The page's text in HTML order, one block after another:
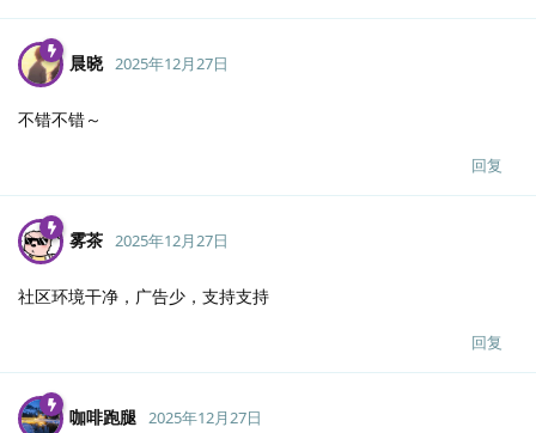
晨晓 2025年12月27日
不错不错～
回复
雾茶 2025年12月27日
社区环境干净，广告少，支持支持
回复
咖啡跑腿 2025年12月27日